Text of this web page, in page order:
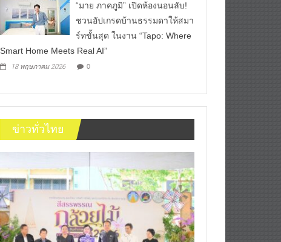
“มาย ภาคภูมิ” เปิดห้องนอนลับ!
ชวนอัปเกรดบ้านธรรมดาให้สมา
ร์ทขั้นสุด ในงาน “Tapo: Where
Smart Home Meets Real AI”
18 พฤษภาคม 2026 0
ข่าวทั่วไทย